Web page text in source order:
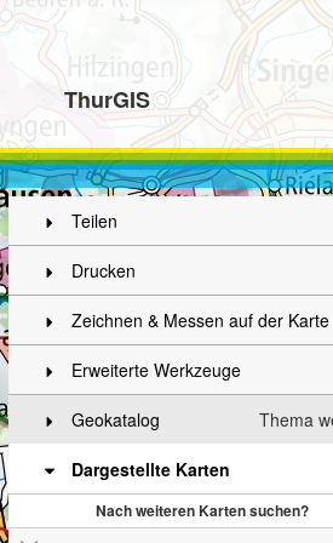
ThurGIS
Teilen
Drucken
Zeichnen & Messen auf der Karte
Erweiterte Werkzeuge
Thema
Geokatalog
Dargestellte Karten
Nach weiteren Karten suchen?